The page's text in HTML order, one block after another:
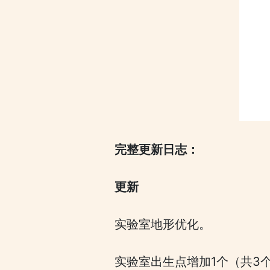
完整更新日志：
更新
实验室地形优化。
实验室出生点增加1个（共3